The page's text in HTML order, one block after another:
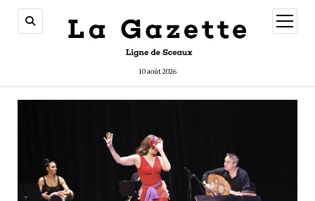
10 août 2026
ouvrir
menu